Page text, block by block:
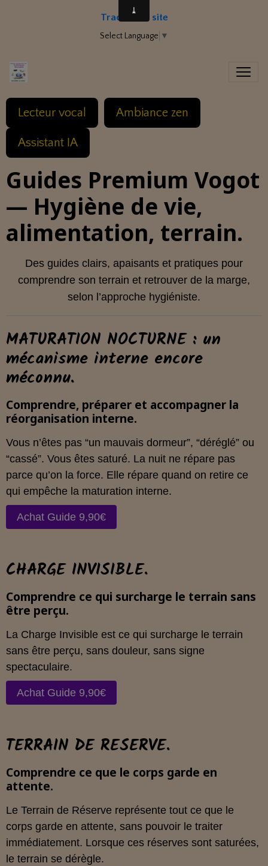
Traduire le site
Select Language ▼
Lecteur vocal Ambiance zen
Assistant IA
Guides Premium Vogot
— Hygiène de vie,
alimentation, terrain.
Des guides clairs, apaisants et pratiques pour
comprendre son terrain et retrouver de la marge,
selon l’approche hygiéniste.
MATURATION NOCTURNE : un
mécanisme interne encore
méconnu.
Comprendre, préparer et accompagner la
réorganisation interne.
Vous n’êtes pas “un mauvais dormeur”, “déréglé” ou
“cassé”. Vous êtes saturé. La nuit ne répare pas
parce qu’on la force. Elle répare quand on retire ce
qui empêche la maturation interne.
Achat Guide 9,90€
CHARGE INVISIBLE.
Comprendre ce qui surcharge le terrain sans
être perçu.
La Charge Invisible est ce qui surcharge le terrain
sans être perçu, sans douleur, sans signe
spectaculaire.
Achat Guide 9,90€
TERRAIN DE RESERVE.
Comprendre ce que le corps garde en
attente.
Le Terrain de Réserve représente tout ce que le
corps garde en attente, sans pouvoir le traiter
immédiatement. Lorsque ces réserves sont saturées,
le terrain se dérègle.